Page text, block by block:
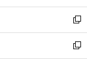
開
く
ウ
で
開
く
ン
ド
ウ
で
開
ウ
ィ
ン
ド
ウ
し
い
ウ
ィ
ン
新
し
い
ウ
新
し